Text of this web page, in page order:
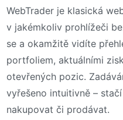
WebTrader je klasická
v jakémkoliv prohlížeči
se a okamžitě vidíte
portfoliem, aktuálními
otevřených pozic.
vyřešeno intuitivně –
nakupovat či prodávat.